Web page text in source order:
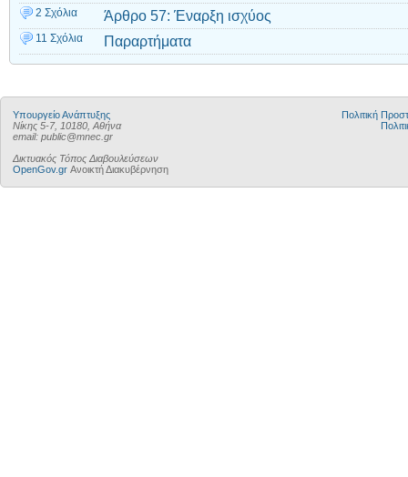
2 Σχόλια Άρθρο 57: Έναρξη ισχύος
11 Σχόλια Παραρτήματα
Υπουργείο Ανάπτυξης
Νίκης 5-7, 10180, Αθήνα
email: public@mnec.gr
Δικτυακός Τόπος Διαβουλεύσεων
OpenGov.gr Ανοικτή Διακυβέρνηση
Πολιτική